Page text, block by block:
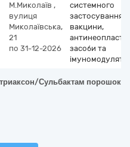
М.Миколаїв ,
вулиця
Миколаївська,
21
по 31-12-2026
системного
застосування,
вакцини,
засоби та
Сульбактам порошок